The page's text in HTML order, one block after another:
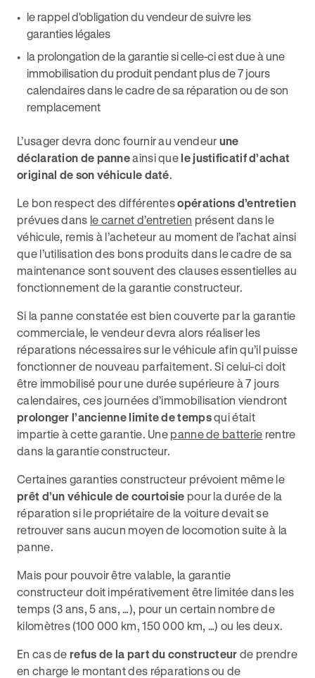
le rappel d'obligation du vendeur de suivre les
garanties légales
la prolongation de la garantie si celle-ci est due à une
immobilisation du produit pendant plus de 7 jours
calendaires dans le cadre de sa réparation ou de son
remplacement
L’usager devra donc fournir au vendeur une
déclaration de panneainsi quele justificatif d’achat
original de son véhicule daté.
Le bon respect des différentesopérations d’entretien
prévues dans le carnet d’entretien présent dans le
véhicule, remis à l’acheteur au moment de l’achat ainsi
que l’utilisation des bons produits dans le cadre de sa
maintenance sont souvent des clauses essentielles au
fonctionnement de la garantie constructeur.
Si la panne constatée est bien couverte par la garantie
commerciale, le vendeur devra alors réaliser les
réparations nécessaires sur le véhicule afin qu’il puisse
fonctionner de nouveau parfaitement. Si celui-ci doit
être immobilisé pour une durée supérieure à 7 jours
calendaires, ces journées d’immobilisation viendront
prolonger l’ancienne limite de tempsqui était
impartie à cette garantie. Une panne de batterie rentre
dans la garantie constructeur.
Certaines garanties constructeur prévoient même le
prêt d’un véhicule de courtoisie pour la durée de la
réparation si le propriétaire de la voiture devait se
retrouver sans aucun moyen de locomotion suite à la
panne.
Mais pour pouvoir être valable, la garantie
constructeur doit impérativement être limitée dans les
temps (3 ans, 5 ans, …), pour un certain nombre de
kilomètres (100 000 km, 150 000 km, …) ou les deux.
En cas de refus de la part du constructeur de prendre
en charge le montant des réparations ou de